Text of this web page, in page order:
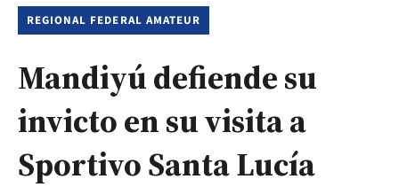
REGIONAL FEDERAL AMATEUR
Mandiyú defiende su
invicto en su visita a
Sportivo Santa Lucía